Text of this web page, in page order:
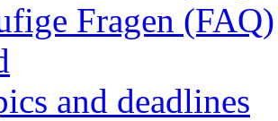
Fragen (FAQ)
and deadlines